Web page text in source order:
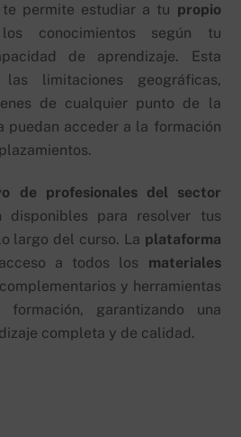
te permite estudiar a tu propio
conocimientos según tu
de aprendizaje. Esta
limitaciones geográficas,
de cualquier punto de la
puedan acceder a la formación
de profesionales del sector
disponibles para resolver tus
largo del curso. La plataforma
a todos los materiales
y herramientas
garantizando una
completa y de calidad.